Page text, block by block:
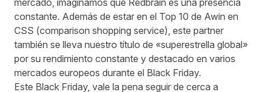
mercado, imaginamos que Redbrain es una presencia
constante. Además de estar en el Top 10 de Awin en
CSS (comparison shopping service), este partner
también se lleva nuestro título de «superestrella global»
por su rendimiento constante y destacado en varios
mercados europeos durante el Black Friday.
Este Black Friday, vale la pena seguir de cerca a